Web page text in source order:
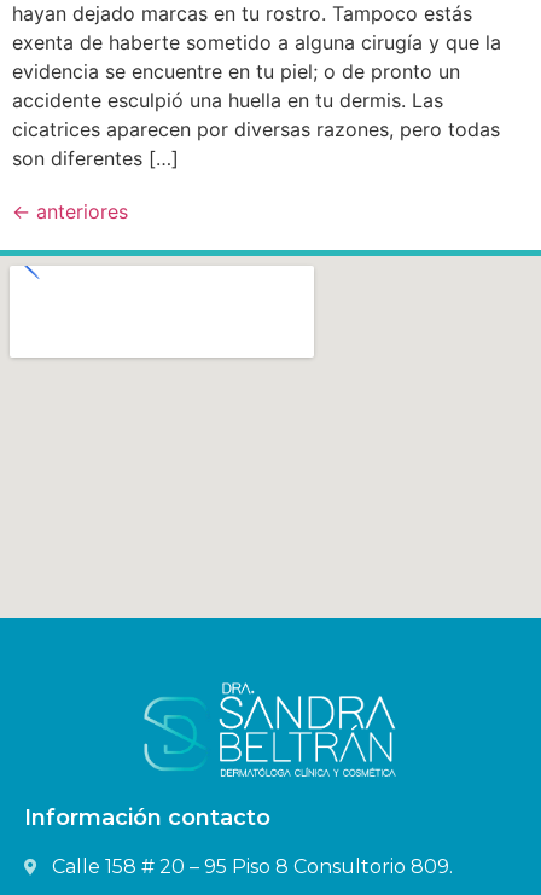
hayan dejado marcas en tu rostro. Tampoco estás
exenta de haberte sometido a alguna cirugía y que la
evidencia se encuentre en tu piel; o de pronto un
accidente esculpió una huella en tu dermis. Las
cicatrices aparecen por diversas razones, pero todas
son diferentes […]
← anteriores
Información contacto
Calle 158 # 20 – 95 Piso 8 Consultorio 809.